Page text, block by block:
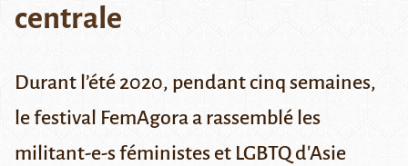
centrale
Durant l’été 2020, pendant cinq semaines,
le festival FemAgora a rassemblé les
militant-e-s féministes et LGBTQ d'Asie